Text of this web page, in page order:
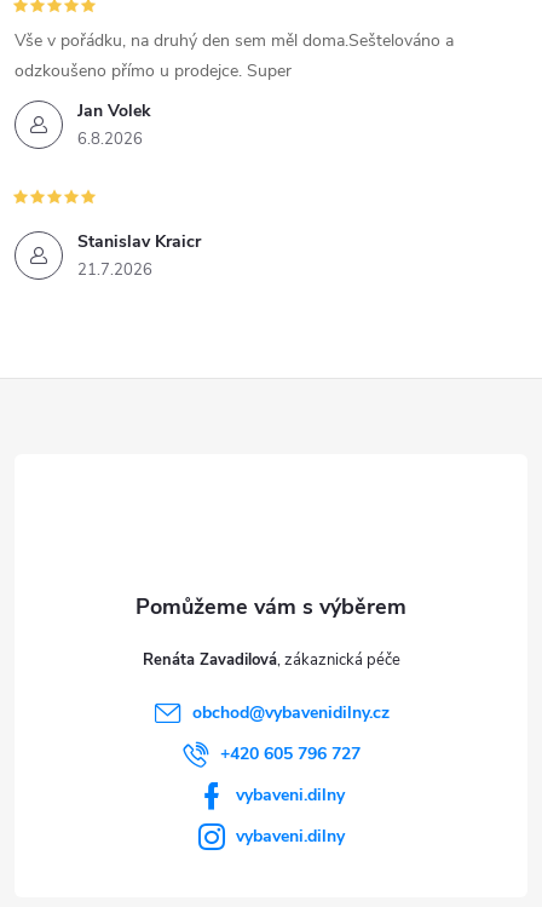
Jan Volek
6.8.2026
Vše v pořádku, na druhý den sem měl doma.Seštelováno a
odzkoušeno přímo u prodejce. Super
Stanislav Kraicr
21.7.2026
Renáta Zavadilová
obchod@vybavenidilny.cz
+420 605 796 727
vybaveni.dilny
vybaveni.dilny